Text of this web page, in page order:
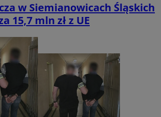
w Siemianowicach Śląskich
15,7 mln zł z UE